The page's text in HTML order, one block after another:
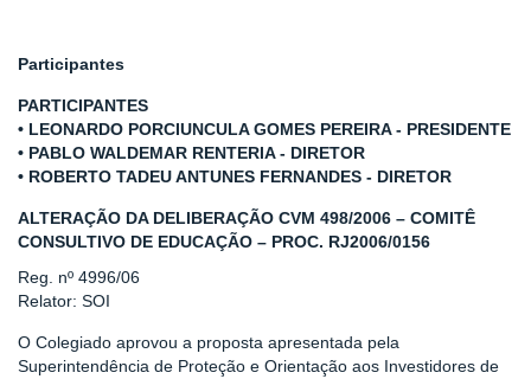
Participantes
PARTICIPANTES
• LEONARDO PORCIUNCULA GOMES PEREIRA - PRESIDENTE
• PABLO WALDEMAR RENTERIA - DIRETOR
• ROBERTO TADEU ANTUNES FERNANDES - DIRETOR
ALTERAÇÃO DA DELIBERAÇÃO CVM 498/2006 – COMITÊ
CONSULTIVO DE EDUCAÇÃO – PROC. RJ2006/0156
Reg. nº 4996/06
Relator: SOI
O Colegiado aprovou a proposta apresentada pela
Superintendência de Proteção e Orientação aos Investidores de